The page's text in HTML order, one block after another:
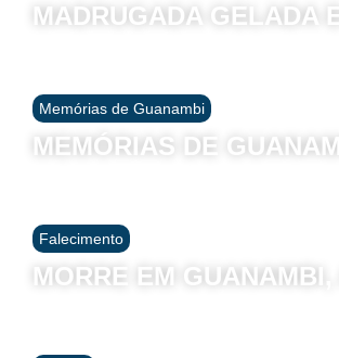
MADRUGADA GELADA
Memórias de Guanambi
MEMÓRIAS DE
Falecimento
MORRE EM